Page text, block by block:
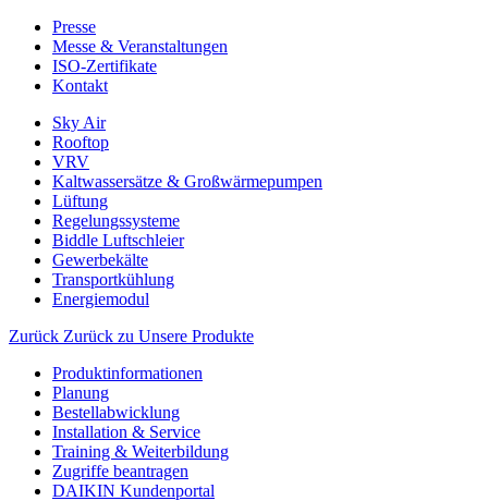
Presse
Messe & Veranstaltungen
ISO-Zertifikate
Kontakt
Sky Air
Rooftop
VRV
Kaltwassersätze & Großwärmepumpen
Lüftung
Regelungssysteme
Biddle Luftschleier
Gewerbekälte
Transportkühlung
Energiemodul
Zurück Zurück zu Unsere Produkte
Produktinformationen
Planung
Bestellabwicklung
Installation & Service
Training & Weiterbildung
Zugriffe beantragen
DAIKIN Kundenportal